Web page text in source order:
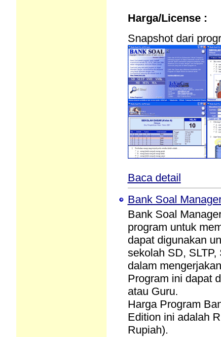
Harga/License :
Snapshot dari
Baca detail
Bank Soal
Bank Soal
program untuk
dapat digunakan
sekolah SD,
dalam
Program ini dapat
atau Guru.
Harga Program
Edition ini adalah
Rupiah).